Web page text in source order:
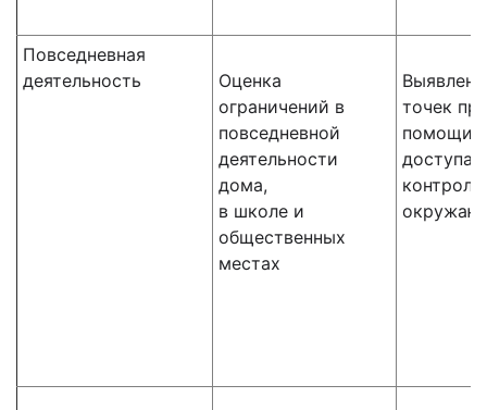
Повседневная
деятельность
Оценка
ограничений в
повседневной
деятельности
дома,
в школе и
общественных
местах
точек
помощи,
доступа к